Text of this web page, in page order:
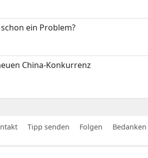
ein Problem?
China-Konkurrenz
Tipp senden Folgen Bedanken